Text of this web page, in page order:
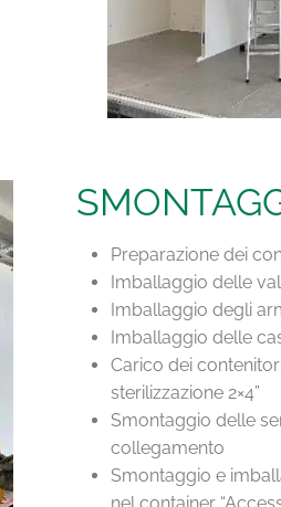
Preparazione dei
Imballaggio delle
Imballaggio degli
Imballaggio delle
Carico dei
sterilizzazione 2×4”
Smontaggio delle
collegamento
Smontaggio e